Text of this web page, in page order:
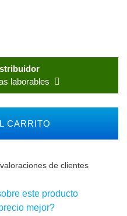
laborables
CARRITO
de clientes
este producto
mejor?